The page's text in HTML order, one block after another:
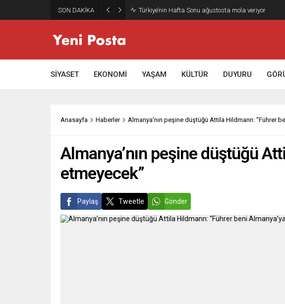
SON DAKİKA Gazze’nin geleceği: Teknokratik kontrol mü,
SİYASET EKONOMİ YAŞAM KÜLTÜR DUYURU
Anasayfa Haberler Almanya’nın peşine düştüğü Attila Hildmann: “Führer
Almanya’nın peşine düştüğü
etmeyecek”
Paylaş Tweetle Gönder